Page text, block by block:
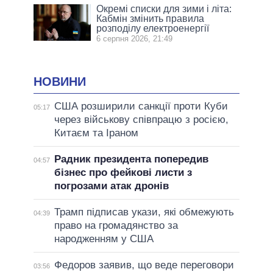
Окремі списки для зими і літа:
Кабмін змінить правила
розподілу електроенергії
6 серпня 2026, 21:49
НОВИНИ
05:17
США розширили санкції проти Куби
через військову співпрацю з росією,
Китаєм та Іраном
04:57
Радник президента попередив
бізнес про фейкові листи з
погрозами атак дронів
04:39 Трамп підписав укази, які обмежують
право на громадянство за
народженням у США
03:56
Федоров заявив, що веде переговори